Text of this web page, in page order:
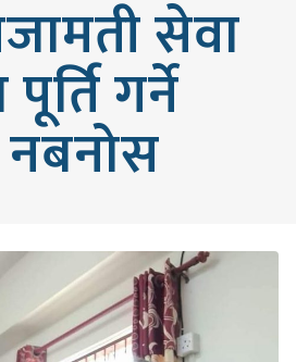
सेवा
गर्ने